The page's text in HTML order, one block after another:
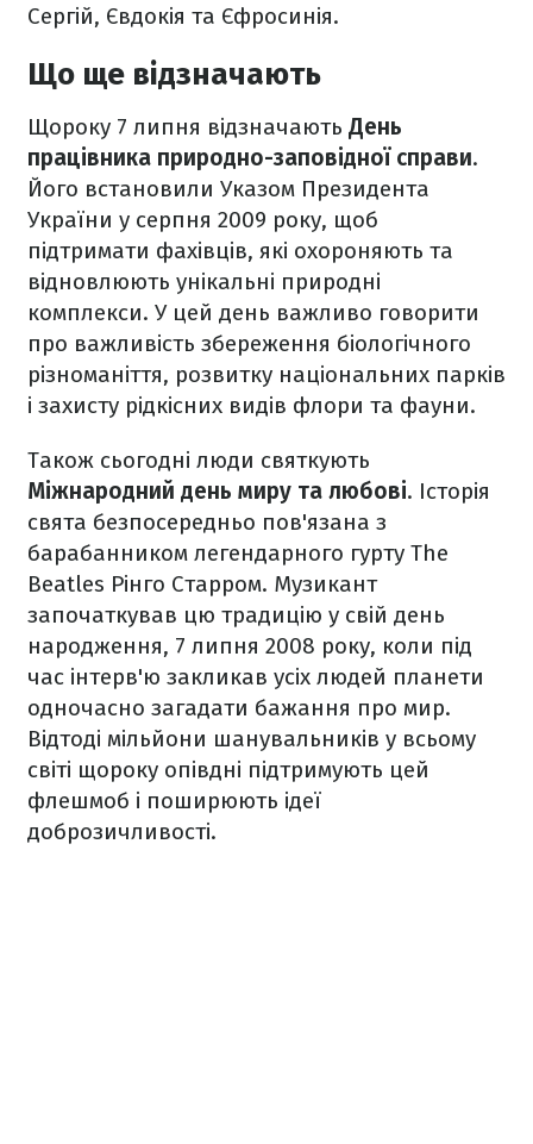
Сергій, Євдокія та Єфросинія.
Що ще відзначають
Щороку 7 липня відзначають День
працівника природно-заповідної справи.
Його встановили Указом Президента
України у серпня 2009 року, щоб
підтримати фахівців, які охороняють та
відновлюють унікальні природні
комплекси. У цей день важливо говорити
про важливість збереження біологічного
різноманіття, розвитку національних парків
і захисту рідкісних видів флори та фауни.
Також сьогодні люди святкують
Міжнародний день миру та любові. Історія
свята безпосередньо пов'язана з
барабанником легендарного гурту The
Beatles Рінго Старром. Музикант
започаткував цю традицію у свій день
народження, 7 липня 2008 року, коли під
час інтерв'ю закликав усіх людей планети
одночасно загадати бажання про мир.
Відтоді мільйони шанувальників у всьому
світі щороку опівдні підтримують цей
флешмоб і поширюють ідеї
доброзичливості.